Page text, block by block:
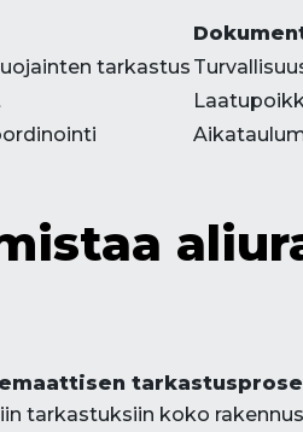
tarkastus
tarkastuksiin koko